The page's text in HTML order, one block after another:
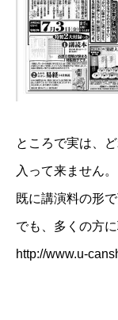
ところで実は、
入って来ません。
既に講演料の形
でも、多くの方
http://www.u-